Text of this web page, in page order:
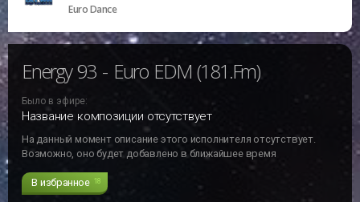
Euro Dance
Energy 93 - Euro EDM (181.Fm)
Было в эфире:
Название композиции отсутствует
На данный момент описание этого исполнителя отсутствует.
Возможно, оно будет добавлено в ближайшее время
В избранное 18